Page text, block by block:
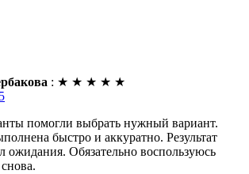
: ★ ★ ★ ★ ★
помогли выбрать нужный вариант.
быстро и аккуратно. Результат
ожидания. Обязательно воспользуюсь